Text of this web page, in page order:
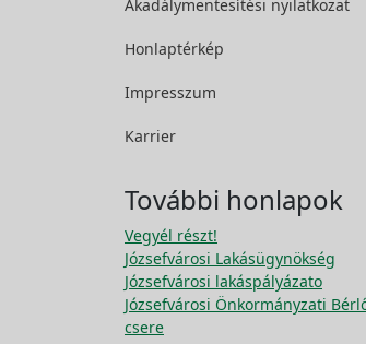
Akadálymentesítési nyilatkozat
Honlaptérkép
Impresszum
Karrier
További honlapok
Vegyél részt!
Józsefvárosi Lakásügynökség
Józsefvárosi lakáspályázato
Józsefvárosi Önkormányzati
csere